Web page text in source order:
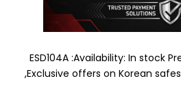
Availability: In stock
ESD104A
Exclusive offers on Korean safes